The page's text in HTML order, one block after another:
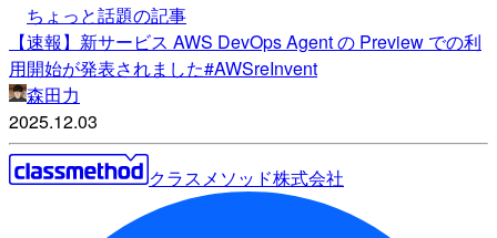
ちょっと話題の記事
【速報】新サービス AWS DevOps Agent の Preview での利
用開始が発表されました#AWSreInvent
森田力
2025.12.03
クラスメソッド株式会社